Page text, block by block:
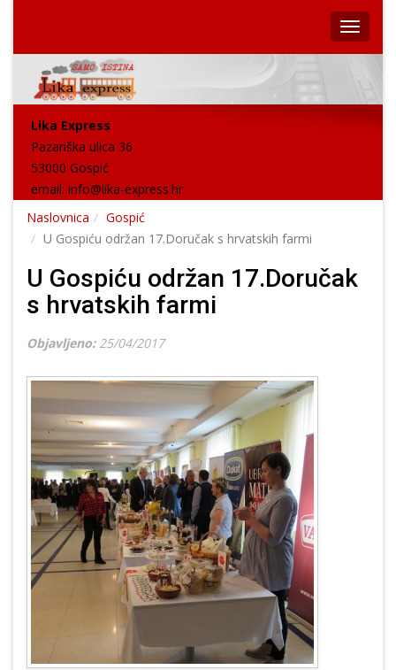
Lika Express
Pazariška ulica 36
53000 Gospić
email: info@lika-express.hr
Naslovnica
Gospić
U Gospiću održan 17.Doručak s hrvatskih farmi
U Gospiću održan 17.Doručak
s hrvatskih farmi
Objavljeno: 25/04/2017